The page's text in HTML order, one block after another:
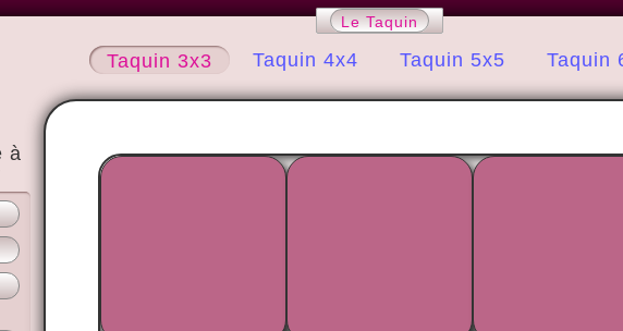
Le Taquin
Taquin 3x3 Taquin 4x4 Taquin 5x5 Taquin